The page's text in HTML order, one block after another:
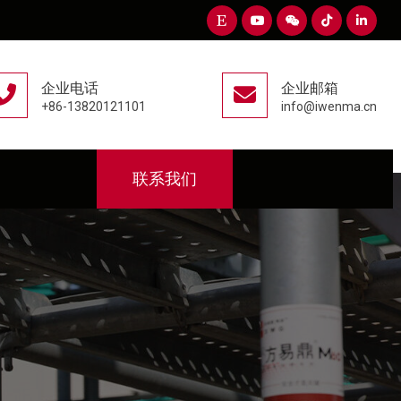
企业电话
+86-13820121101
企业邮箱
info@iwenma.cn
联系我们